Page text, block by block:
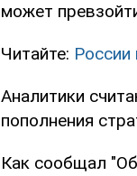
может
Читайте: России
Аналитики
пополнения
Как сообщал